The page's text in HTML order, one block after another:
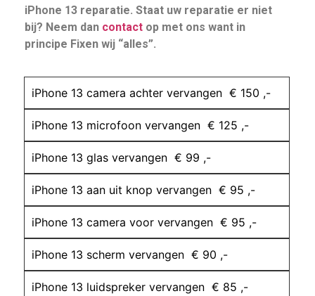
iPhone 13 reparatie. Staat uw reparatie er niet
bij? Neem dan contact op met ons want in
principe Fixen wij “alles”.
iPhone 13 camera achter vervangen € 150 ,-
iPhone 13 microfoon vervangen € 125 ,-
iPhone 13 glas vervangen € 99 ,-
iPhone 13 aan uit knop vervangen € 95 ,-
iPhone 13 camera voor vervangen € 95 ,-
iPhone 13 scherm vervangen € 90 ,-
iPhone 13 luidspreker vervangen € 85 ,-